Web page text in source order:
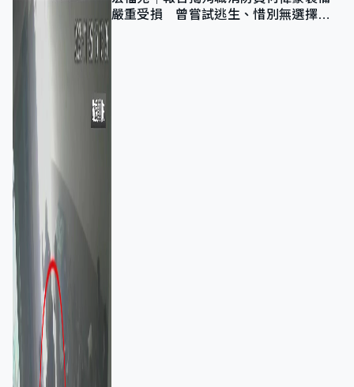
嚴重受損 曾嘗試逃生、惜別無選擇下